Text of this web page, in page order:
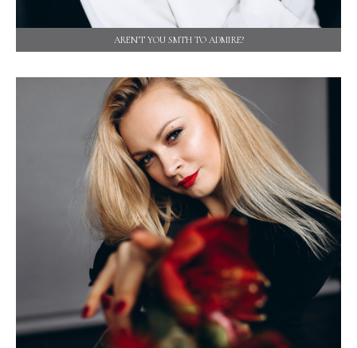
AREN'T YOU SMTH TO ADMIRE?